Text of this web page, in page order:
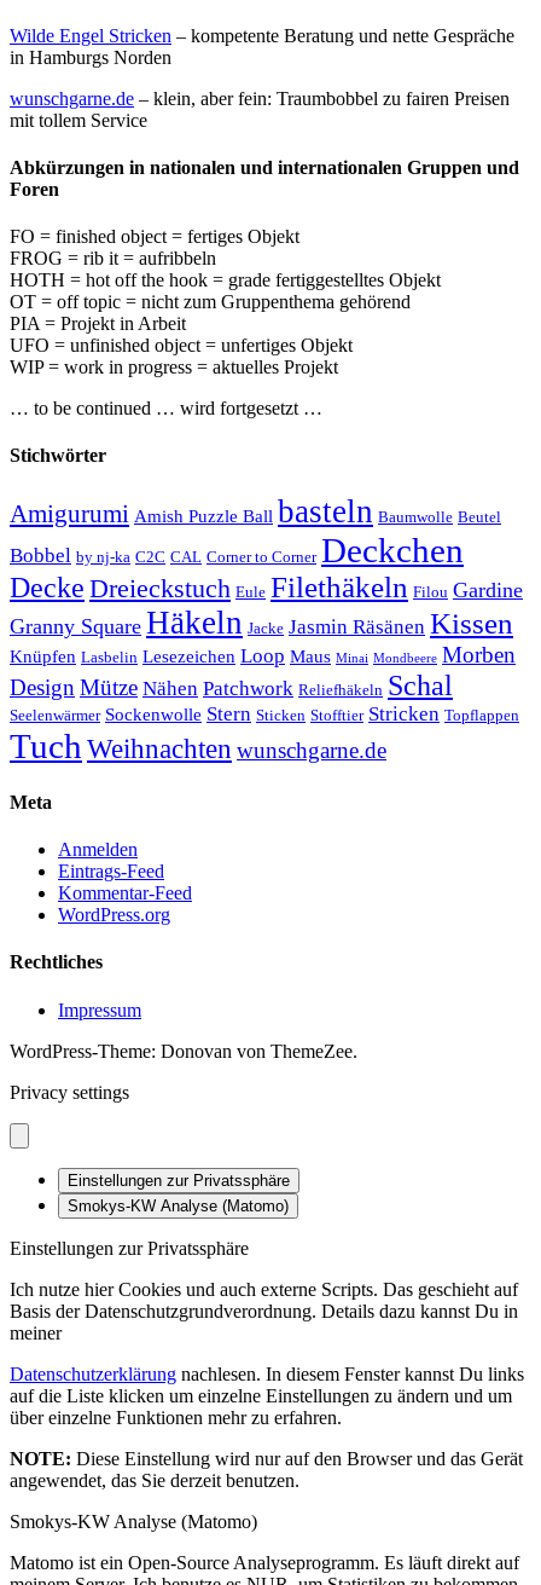
Wilde Engel Stricken – kompetente Beratung und nette Gespräche
in Hamburgs Norden
wunschgarne.de – klein, aber fein: Traumbobbel zu fairen Preisen
mit tollem Service
Abkürzungen in nationalen und internationalen Gruppen und
Foren
FO = finished object = fertiges Objekt
FROG = rib it = aufribbeln
HOTH = hot off the hook = grade fertiggestelltes Objekt
OT = off topic = nicht zum Gruppenthema gehörend
PIA = Projekt in Arbeit
UFO = unfinished object = unfertiges Objekt
WIP = work in progress = aktuelles Projekt
… to be continued … wird fortgesetzt …
Stichwörter
Amigurumi Amish Puzzle Ball basteln Baumwolle Beutel
Bobbel by nj-ka C2C CAL Corner to Corner Deckchen
Decke Dreieckstuch Eule Filethäkeln Filou Gardine
Granny Square Häkeln Jacke Jasmin Räsänen Kissen
Knüpfen Lasbelin Lesezeichen Loop Maus Minai Mondbeere Morben
Design Mütze Nähen Patchwork Reliefhäkeln Schal
Seelenwärmer Sockenwolle Stern Sticken Stofftier Stricken Topflappen
Tuch Weihnachten wunschgarne.de
Meta
Anmelden
Eintrags-Feed
Kommentar-Feed
WordPress.org
Rechtliches
Impressum
WordPress-Theme: Donovan von ThemeZee.
Privacy settings
Einstellungen zur Privatssphäre
Smokys-KW Analyse (Matomo)
Einstellungen zur Privatssphäre
Ich nutze hier Cookies und auch externe Scripts. Das geschieht auf
Basis der Datenschutzgrundverordnung. Details dazu kannst Du in
meiner
Datenschutzerklärung nachlesen. In diesem Fenster kannst Du links
auf die Liste klicken um einzelne Einstellungen zu ändern und um
über einzelne Funktionen mehr zu erfahren.
NOTE: Diese Einstellung wird nur auf den Browser und das Gerät
angewendet, das Sie derzeit benutzen.
Smokys-KW Analyse (Matomo)
Matomo ist ein Open-Source Analyseprogramm. Es läuft direkt auf